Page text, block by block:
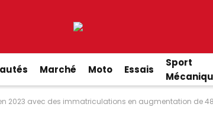
Marché Moto Essais
Sport
2023 avec des immatriculations en augmentation de